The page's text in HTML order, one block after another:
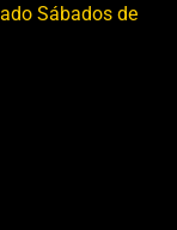
Sábados de